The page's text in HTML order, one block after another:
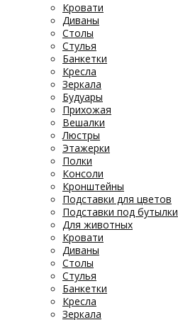
Кровати
Диваны
Столы
Стулья
Банкетки
Кресла
Зеркала
Будуары
Прихожая
Вешалки
Люстры
Этажерки
Полки
Консоли
Кронштейны
Подставки для цветов
Подставки под бутылки
Для животных
Кровати
Диваны
Столы
Стулья
Банкетки
Кресла
Зеркала